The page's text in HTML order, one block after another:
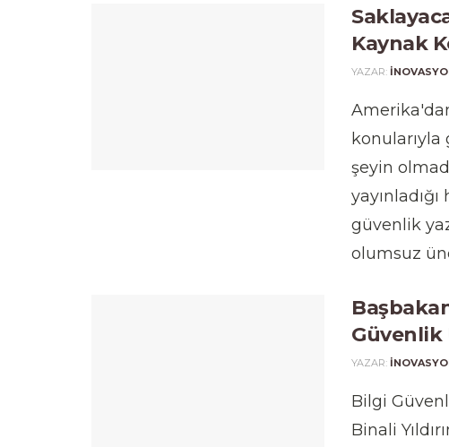
Kaynak
YAZAR:
şeyin
güvenlik
olumsuz
Güvenlik
YAZAR:
Bilgi
Binali